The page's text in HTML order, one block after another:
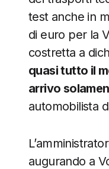
test anche in
di euro per la
costretta a
quasi tutto il
arrivo
automobilista
augurando a